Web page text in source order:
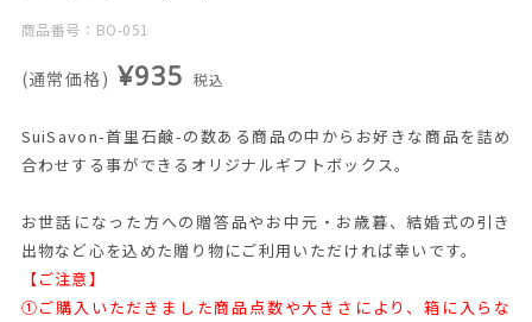
商品番号：BO-051
(通常価格) ¥935 税込
SuiSavon-首里石鹸-の数ある商品の中からお好きな商品を詰め
合わせする事ができるオリジナルギフトボックス。
お世話になった方への贈答品やお中元・お歳暮、結婚式の引き
出物など心を込めた贈り物にご利用いただければ幸いです。
【ご注意】
①ご購入いただきました商品点数や大きさにより、箱に入らな